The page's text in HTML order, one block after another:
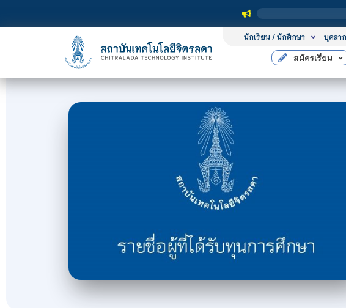
นักเรียน / นักศึกษา บุคลา
สมัครเรียน